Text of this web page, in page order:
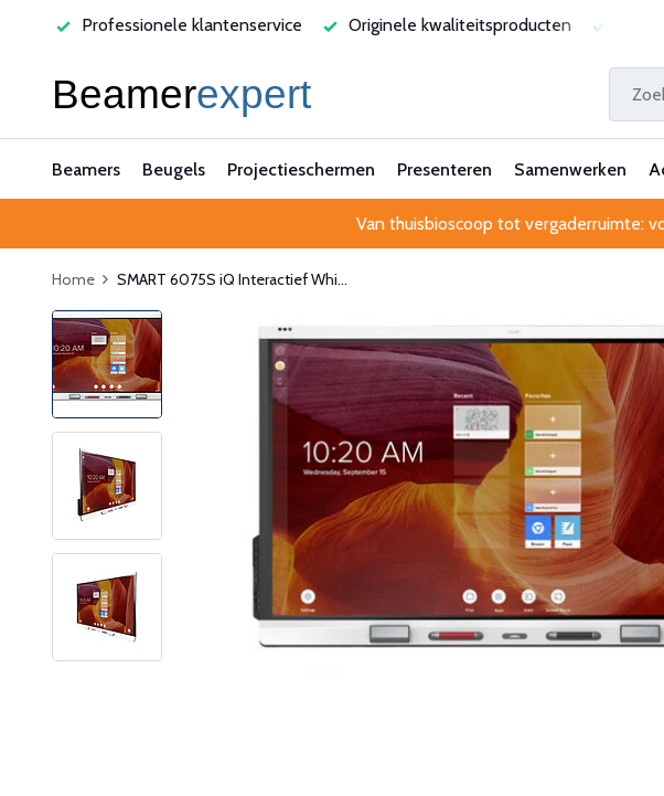
klantenservice Originele kwaliteitsproducten Laagste prijsgarantie
Beamers Beugels Projectieschermen Presenteren Samenwerken
Van thuisbioscoop tot vergaderruimte:
Home SMART 6075S iQ Interactief Whi...